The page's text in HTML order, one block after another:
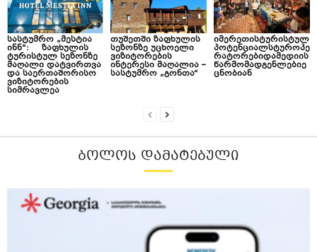
სასტუმრო „მესტია
ინნ“: ზაფხულის
ტურისტულ სეზონზე
მაღალი დატვირთვა
და საერთაშორისო
ვიზიტორების
სიმრავლეა
თუშეთში ზაფხულის
სეზონზე უცხოელი
ვიზიტორების
ინტერესი მაღალია –
სასტუმრო „გონთა“
იმერეთისტურისტულ
პოტენციალსტუროპე
რატორებიდამედიის
წარმომადგენლებიე
ცნობიან
ᲑᲝᲚᲝᲡ ᲓᲐᲛᲐᲢᲔᲑᲣᲚᲘ